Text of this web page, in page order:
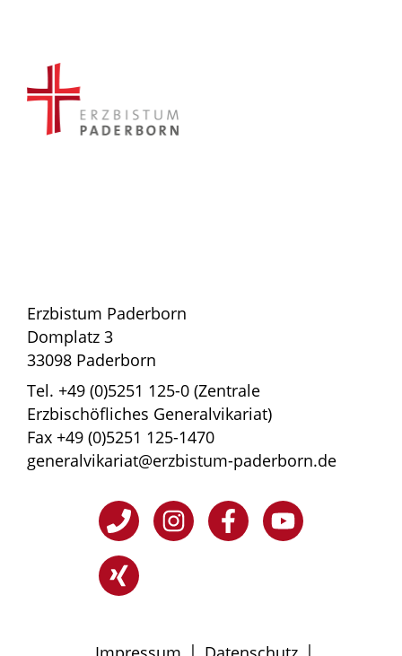
Erzbistum Paderborn
Domplatz 3
33098 Paderborn
Tel. +49 (0)5251 125-0 (Zentrale
Erzbischöfliches Generalvikariat)
Fax +49 (0)5251 125-1470
generalvikariat@erzbistum-paderborn.de
| |